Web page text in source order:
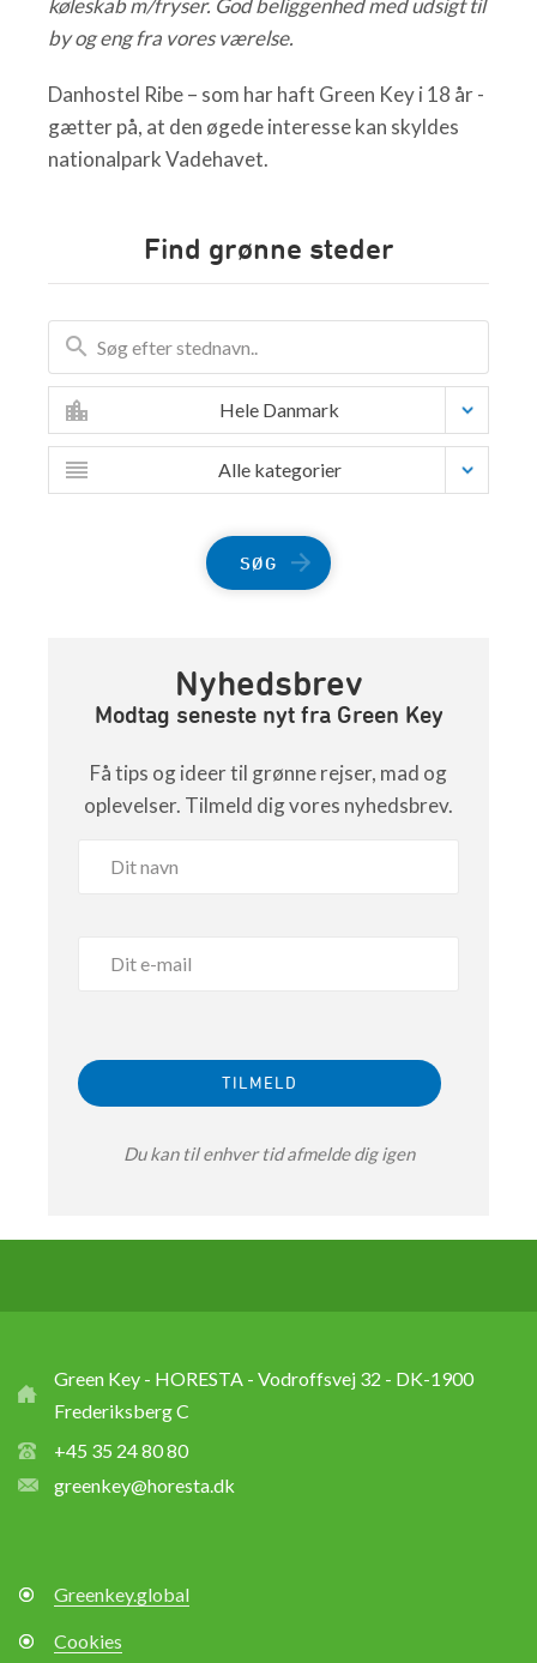
køleskab m/fryser. God beliggenhed med udsigt til
by og eng fra vores værelse.
Danhostel Ribe – som har haft Green Key i 18 år -
gætter på, at den øgede interesse kan skyldes
nationalpark Vadehavet.
Find grønne steder
Hele Danmark
Alle kategorier
SØG
Nyhedsbrev
Modtag seneste nyt fra Green Key
Få tips og ideer til grønne rejser, mad og
oplevelser. Tilmeld dig vores nyhedsbrev.
Du kan til enhver tid afmelde dig igen
Green Key - HORESTA - Vodroffsvej 32 - DK-1900
Frederiksberg C
+45 35 24 80 80
greenkey@horesta.dk
Greenkey.global
Cookies